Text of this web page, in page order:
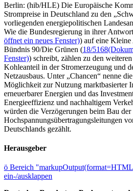
Berlin: (hib/HLE) Die Europäische
Strompreise in Deutschland zu den
vorliegenden energiepolitischen
Wie die Bundesregierung in ihrer
öffnet ein neues Fenster)) auf eine
Bündnis 90/Die Grünen (18/5168
Fenster)) schreibt, zählen zu den
Kohleanteil in der Stromerzeugung und
Netzausbaus. Unter „Chancen“ nenne
Möglichkeit zur Nutzung marktbasierter
erneuerbarer Energien und das
Energieeffizienz und nachhaltigem
würden die Verzögerungen beim Bau der
Hochspannungsübertragungsleitungen
Deutschlands gezählt.
Herausgeber
ö Bereich
ein-/ausklappen